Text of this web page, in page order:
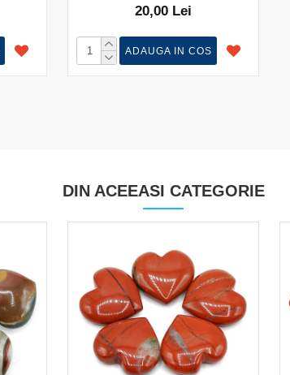
20,00 Lei
ADAUGA IN COS
DIN ACEEASI CATEGORIE